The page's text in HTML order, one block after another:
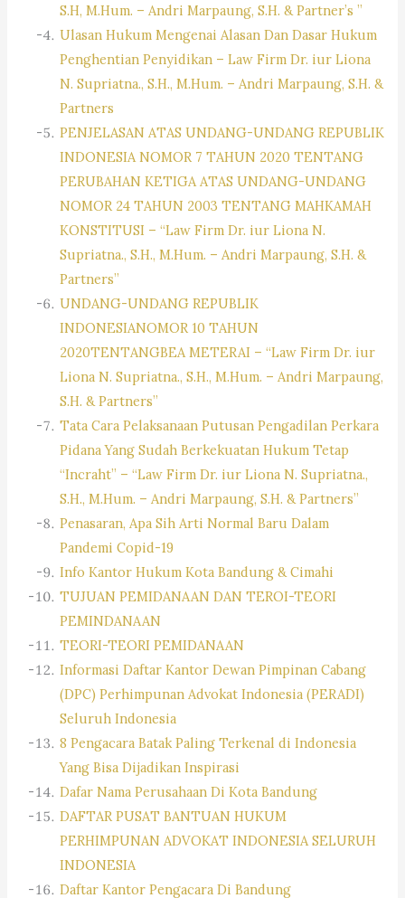
S.H, M.Hum. – Andri Marpaung, S.H. & Partner’s ”
Ulasan Hukum Mengenai Alasan Dan Dasar Hukum
Penghentian Penyidikan – Law Firm Dr. iur Liona
N. Supriatna., S.H., M.Hum. – Andri Marpaung, S.H. &
Partners
PENJELASAN ATAS UNDANG-UNDANG REPUBLIK
INDONESIA NOMOR 7 TAHUN 2020 TENTANG
PERUBAHAN KETIGA ATAS UNDANG-UNDANG
NOMOR 24 TAHUN 2003 TENTANG MAHKAMAH
KONSTITUSI – “Law Firm Dr. iur Liona N.
Supriatna., S.H., M.Hum. – Andri Marpaung, S.H. &
Partners”
UNDANG-UNDANG REPUBLIK
INDONESIANOMOR 10 TAHUN
2020TENTANGBEA METERAI – “Law Firm Dr. iur
Liona N. Supriatna., S.H., M.Hum. – Andri Marpaung,
S.H. & Partners”
Tata Cara Pelaksanaan Putusan Pengadilan Perkara
Pidana Yang Sudah Berkekuatan Hukum Tetap
“Incraht” – “Law Firm Dr. iur Liona N. Supriatna.,
S.H., M.Hum. – Andri Marpaung, S.H. & Partners”
Penasaran, Apa Sih Arti Normal Baru Dalam
Pandemi Copid-19
Info Kantor Hukum Kota Bandung & Cimahi
TUJUAN PEMIDANAAN DAN TEROI-TEORI
PEMINDANAAN
TEORI-TEORI PEMIDANAAN
Informasi Daftar Kantor Dewan Pimpinan Cabang
(DPC) Perhimpunan Advokat Indonesia (PERADI)
Seluruh Indonesia
8 Pengacara Batak Paling Terkenal di Indonesia
Yang Bisa Dijadikan Inspirasi
Dafar Nama Perusahaan Di Kota Bandung
DAFTAR PUSAT BANTUAN HUKUM
PERHIMPUNAN ADVOKAT INDONESIA SELURUH
INDONESIA
Daftar Kantor Pengacara Di Bandung